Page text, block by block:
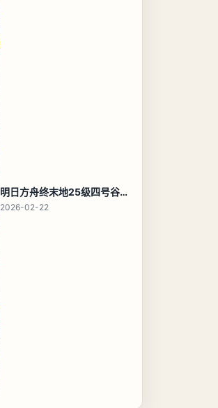
明日方舟终末地25级四号谷地基地蓝图，高效布局规划
2026-02-22